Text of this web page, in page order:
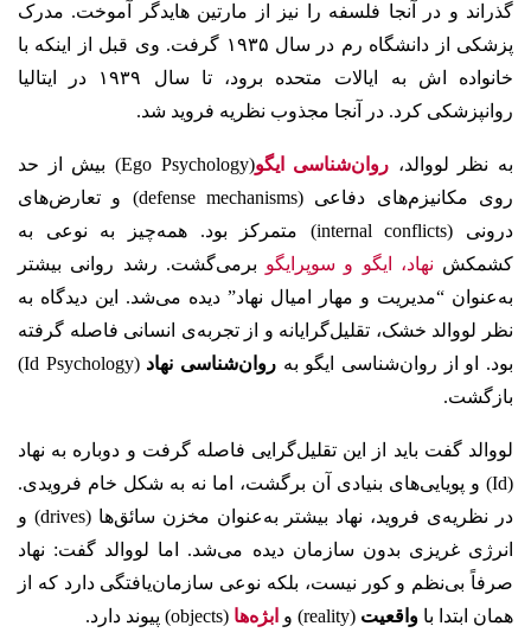
گذراند و در آنجا فلسفه را نیز از مارتین هایدگر آموخت. مدرک
پزشکی از دانشگاه رم در سال ۱۹۳۵ گرفت. وی قبل از اینکه با
خانواده اش به ایالات متحده برود، تا سال ۱۹۳۹ در ایتالیا
روانپزشکی کرد. در آنجا مجذوب نظریه فروید شد.
به نظر لووالد، روان‌شناسی ایگو
(Ego Psychology) بیش از حد
روی مکانیزم‌های دفاعی (defense mechanisms) و تعارض‌های
درونی (internal conflicts) متمرکز بود. همه‌چیز به نوعی به
کشمکش نهاد، ایگو و سوپرایگو برمی‌گشت. رشد روانی بیشتر
به‌عنوان “مدیریت و مهار امیال نهاد” دیده می‌شد. این دیدگاه به
نظر لووالد خشک، تقلیل‌گرایانه و از تجربه‌ی انسانی فاصله گرفته
بود. او از روان‌شناسی ایگو به روان‌شناسی نهاد
(Id Psychology)
بازگشت.
لووالد گفت باید از این تقلیل‌گرایی فاصله گرفت و دوباره به نهاد
(Id) و پویایی‌های بنیادی آن برگشت، اما نه به شکل خام فرویدی.
در نظریه‌ی فروید، نهاد بیشتر به‌عنوان مخزن سائق‌ها (drives) و
انرژی غریزی بدون سازمان دیده می‌شد. اما لووالد گفت: نهاد
صرفاً بی‌نظم و کور نیست، بلکه نوعی سازمان‌یافتگی دارد که از
همان ابتدا با واقعیت (reality) و ابژه‌ها (objects) پیوند دارد.